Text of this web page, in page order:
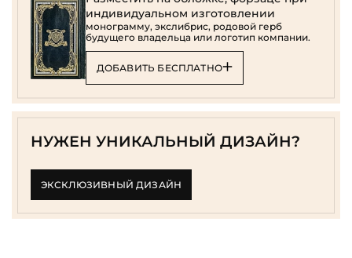
индивидуальном изготовлении
монограмму, экслибрис, родовой герб
будущего владельца или логотип компании.
ДОБАВИТЬ БЕСПЛАТНО
НУЖЕН УНИКАЛЬНЫЙ ДИЗАЙН?
ЭКСКЛЮЗИВНЫЙ ДИЗАЙН